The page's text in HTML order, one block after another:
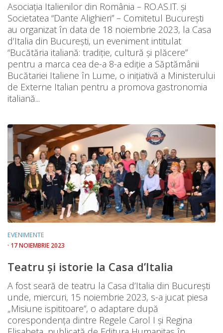
Asociația Italienilor din România – RO.AS.IT. și
Societatea “Dante Alighieri” – Comitetul București
au organizat în data de 18 noiembrie 2023, la Casa
d’Italia din București, un eveniment intitulat
“Bucătăria italiană: tradiție, cultură și plăcere”
pentru a marca cea de-a 8-a ediție a Săptămânii
Bucătariei Italiene în Lume, o inițiativă a Ministerului
de Externe Italian pentru a promova gastronomia
italiană...
EVENIMENTE
· 17 NOIEMBRIE 2023
Teatru și istorie la Casa d’Italia
A fost seară de teatru la Casa d’Italia din București
unde, miercuri, 15 noiembrie 2023, s-a jucat piesa
„Misiune ispititoare”, o adaptare după
corespondența dintre Regele Carol I și Regina